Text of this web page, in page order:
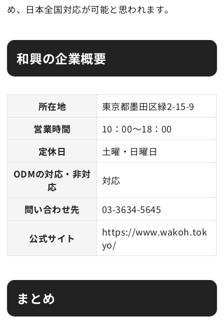
め、日本全国対応が可能と思われます。
和興の企業概要
所在地
東京都墨田区緑2-15-9
営業時間
10：00～18：00
定休日
土曜・日曜日
ODMの対応・非対
応
対応
問い合わせ先 03-3634-5645
公式サイト
https://www.wakoh.tok
yo/
まとめ